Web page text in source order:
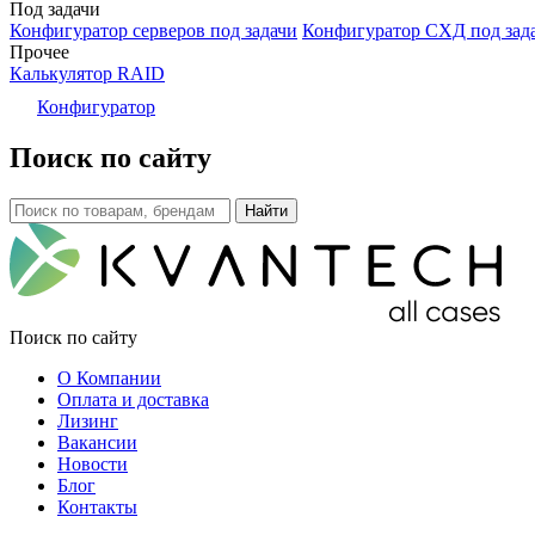
Под задачи
Конфигуратор серверов под задачи Конфигуратор СХД под
Прочее
Калькулятор RAID
Конфигуратор
Поиск по сайту
Поиск по сайту
О Компании
Оплата и доставка
Лизинг
Вакансии
Новости
Блог
Контакты